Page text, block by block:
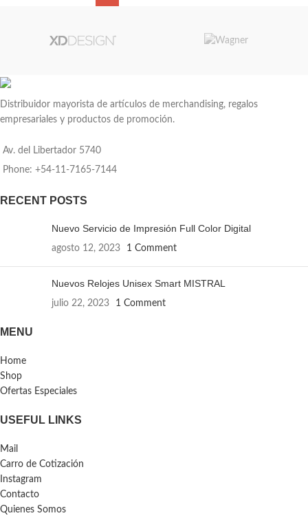
Distribuidor mayorista de artículos de merchandising, regalos
empresariales y productos de promoción.
Av. del Libertador 5740
Phone: +54-11-7165-7144
RECENT POSTS
Nuevo Servicio de Impresión Full Color Digital
agosto 12, 2023 1 Comment
Nuevos Relojes Unisex Smart MISTRAL
julio 22, 2023 1 Comment
MENU
Home
Shop
Ofertas Especiales
USEFUL LINKS
Mail
Carro de Cotización
Instagram
Contacto
Quienes Somos